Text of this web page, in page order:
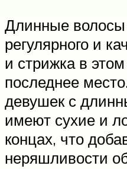
Длинные волосы
регулярного и
и стрижка в
последнее
девушек с
имеют сухие и
концах, что
неряшливости